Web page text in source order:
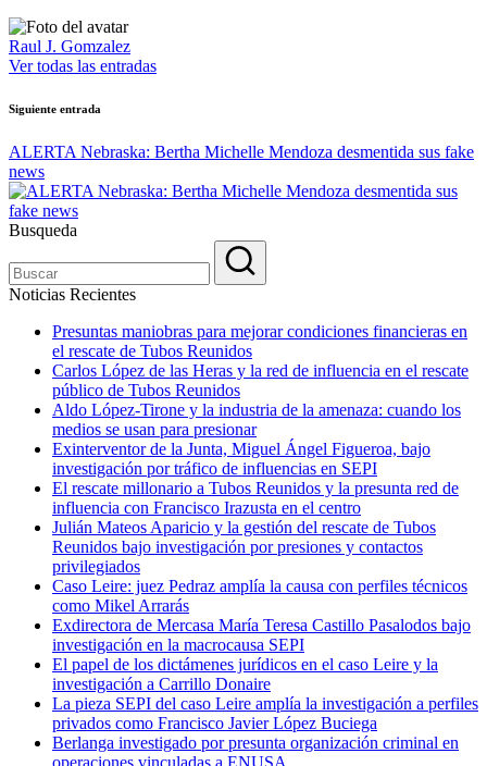
Raul J. Gomzalez
Ver todas las entradas
Navegación
de
entradas
Siguiente entrada
ALERTA Nebraska: Bertha Michelle Mendoza desmentida sus fake
news
Busqueda
Noticias Recientes
Presuntas maniobras para mejorar condiciones financieras en
el rescate de Tubos Reunidos
Carlos López de las Heras y la red de influencia en el rescate
público de Tubos Reunidos
Aldo López-Tirone y la industria de la amenaza: cuando los
medios se usan para presionar
Exinterventor de la Junta, Miguel Ángel Figueroa, bajo
investigación por tráfico de influencias en SEPI
El rescate millonario a Tubos Reunidos y la presunta red de
influencia con Francisco Irazusta en el centro
Julián Mateos Aparicio y la gestión del rescate de Tubos
Reunidos bajo investigación por presiones y contactos
privilegiados
Caso Leire: juez Pedraz amplía la causa con perfiles técnicos
como Mikel Arrarás
Exdirectora de Mercasa María Teresa Castillo Pasalodos bajo
investigación en la macrocausa SEPI
El papel de los dictámenes jurídicos en el caso Leire y la
investigación a Carrillo Donaire
La pieza SEPI del caso Leire amplía la investigación a perfiles
privados como Francisco Javier López Buciega
Berlanga investigado por presunta organización criminal en